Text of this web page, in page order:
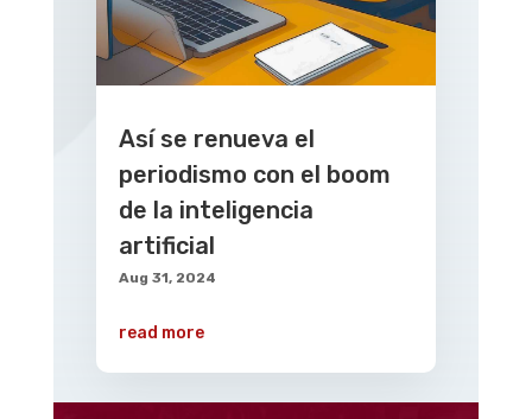
Así se renueva el
periodismo con el boom
de la inteligencia
artificial
Aug 31, 2024
read more